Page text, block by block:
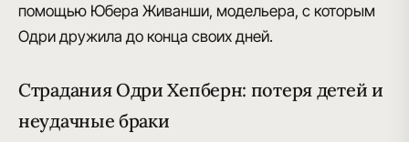
помощью Юбера Живанши, модельера, с которым
Одри дружила до конца своих дней.
Страдания Одри Хепберн: потеря детей и
неудачные браки